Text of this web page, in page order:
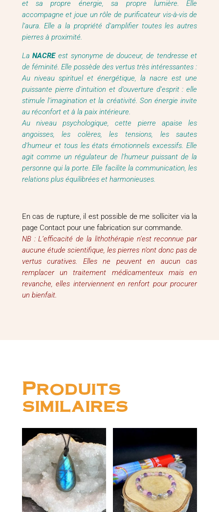
et sa propre énergie, sa propre lumière. Elle
accompagne et joue un rôle de purificateur vis-à-vis de
l’aura. Elle a la propriété d’amplifier toutes les autres
pierres à proximité.
LaNACREest synonyme de douceur, de tendresse et
de féminité. Elle possède des vertus très intéressantes :
Au niveau spirituel et énergétique, la nacre est une
puissante pierre d’intuition et d’ouverture d’esprit : elle
stimule l’imagination et la créativité. Son énergie invite
au réconfort et à la paix intérieure.
Au niveau psychologique, cette pierre apaise les
angoisses, les colères, les tensions, les sautes
d’humeur et tous les états émotionnels excessifs. Elle
agit comme un régulateur de l’humeur puissant de la
personne qui la porte. Elle facilite la communication, les
relations plus équilibrées et harmonieuses.
En cas de rupture, il est possible de me solliciter via la
page Contact pour une fabrication sur commande.
NB : L’efficacité de la lithothérapie n’est reconnue par
aucune étude scientifique, les pierres n’ont donc pas de
vertus curatives. Elles ne peuvent en aucun cas
remplacer un traitement médicamenteux mais en
revanche, elles interviennent en renfort pour procurer
un bienfait.
Produits
similaires